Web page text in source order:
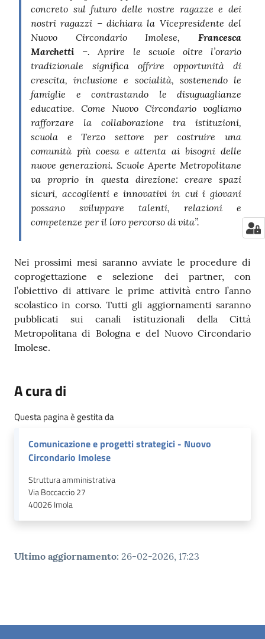
concreto sul futuro delle nostre ragazze e dei
nostri ragazzi – dichiara la Vicepresidente del
Nuovo Circondario Imolese, Francesca
Marchetti –. Aprire le scuole oltre l’orario
tradizionale significa offrire opportunità di
crescita, inclusione e socialità, sostenendo le
famiglie e contrastando le disuguaglianze
educative. Come Nuovo Circondario vogliamo
rafforzare la collaborazione tra istituzioni,
scuola e Terzo settore per costruire una
comunità più coesa e attenta ai bisogni delle
nuove generazioni. Scuole Aperte Metropolitane
va proprio in questa direzione: creare spazi
sicuri, accoglienti e innovativi in cui i giovani
possano sviluppare talenti, relazioni e
competenze per il loro percorso di vita”.
Nei prossimi mesi saranno avviate le procedure di
coprogettazione e selezione dei partner, con
l’obiettivo di attivare le prime attività entro l’anno
scolastico in corso. Tutti gli aggiornamenti saranno
pubblicati sui canali istituzionali della Città
Metropolitana di Bologna e del Nuovo Circondario
Imolese.
A cura di
Questa pagina è gestita da
Comunicazione e progetti strategici - Nuovo
Circondario Imolese
Struttura amministrativa
Via Boccaccio 27
40026Imola
Ultimo aggiornamento: 26-02-2026, 17:23